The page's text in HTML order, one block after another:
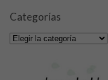
Categorías
Categorías